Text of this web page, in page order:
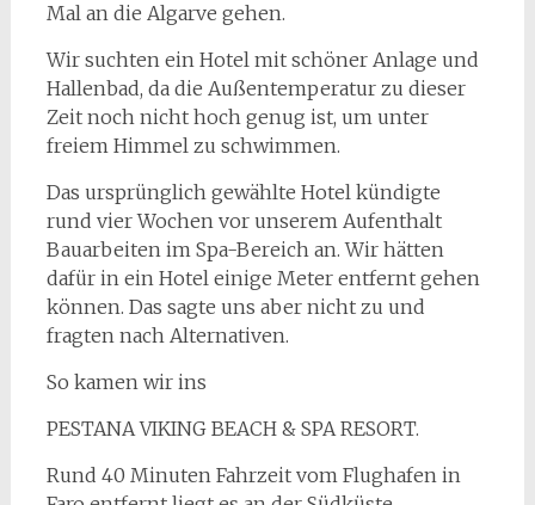
Mal an die Algarve gehen.
Wir suchten ein Hotel mit schöner Anlage und
Hallenbad, da die Außentemperatur zu dieser
Zeit noch nicht hoch genug ist, um unter
freiem Himmel zu schwimmen.
Das ursprünglich gewählte Hotel kündigte
rund vier Wochen vor unserem Aufenthalt
Bauarbeiten im Spa-Bereich an. Wir hätten
dafür in ein Hotel einige Meter entfernt gehen
können. Das sagte uns aber nicht zu und
fragten nach Alternativen.
So kamen wir ins
PESTANA VIKING BEACH & SPA RESORT.
Rund 40 Minuten Fahrzeit vom Flughafen in